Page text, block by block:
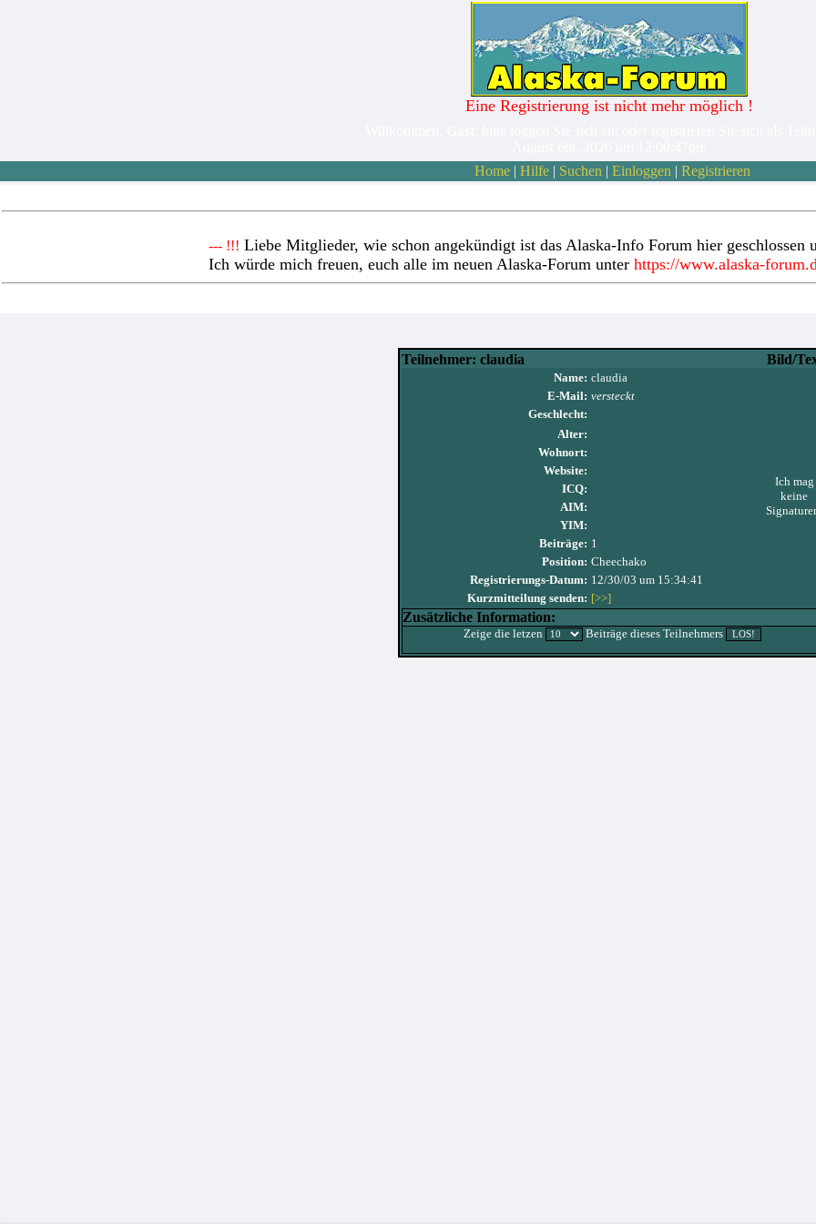
Eine Registrierung ist nicht mehr möglich !
Home| Hilfe| Suchen | Einloggen | Registrieren
--- !!! Liebe Mitglieder, wie schon angekündigt ist das Alaska-Info Forum hier geschlossen
Ich würde mich freuen, euch alle im neuen Alaska-Forum unter https://www.alaska-
Teilnehmer: claudia Bild/
Name: claudia
E-Mail: versteckt
Geschlecht:
Alter:
Wohnort:
Website:
ICQ:
AIM:
YIM:
Beiträge: 1
Position: Cheechako
Registrierungs-Datum: 12/30/03 um 15:34:41
Kurzmitteilung senden: [>>]
Ich mag
keine
Zusätzliche Information:
Zeige die letzen Beiträge dieses Teilnehmers